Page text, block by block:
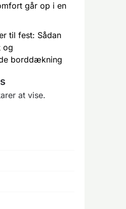
går op i en
til fest: Sådan
og
borddækning
at vise.